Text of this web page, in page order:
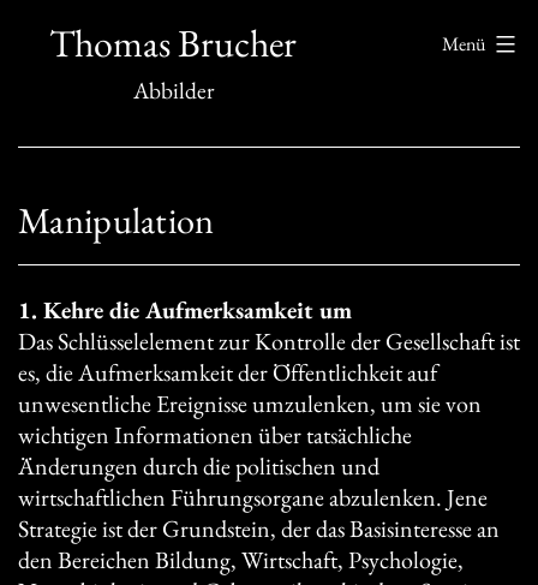
InhaltThomas Brucher
Abbilder
Menü
Manipulation
1. Kehre die Aufmerksamkeit um
Das Schlüsselelement zur Kontrolle der Gesellschaft ist
es, die Aufmerksamkeit der Öffentlichkeit auf
unwesentliche Ereignisse umzulenken, um sie von
wichtigen Informationen über tatsächliche
Änderungen durch die politischen und
wirtschaftlichen Führungsorgane abzulenken. Jene
Strategie ist der Grundstein, der das Basisinteresse an
den Bereichen Bildung, Wirtschaft, Psychologie,